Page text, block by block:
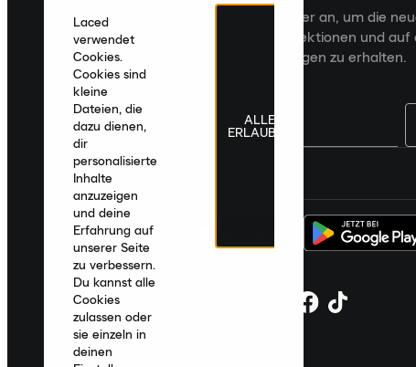
Melde dich für den Laced Newsletter an, um die
Veröffentlichungen, kuratierte Kollektionen und auf
zugeschnittene Produktempfehlungen zu erhalten.
Laced
verwendet
Cookies.
Cookies sind
kleine
Dateien, die
dazu dienen,
dir
personalisierte
Inhalte
anzuzeigen
und deine
Erfahrung auf
unserer Seite
zu verbessern.
Du kannst alle
Cookies
zulassen oder
sie einzeln in
deinen
ALLE
ERLAUBEN